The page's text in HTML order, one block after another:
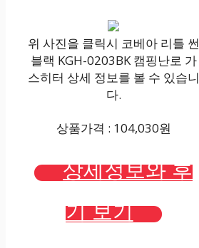
위 사진을 클릭시 코베아 리틀 썬
블랙 KGH-0203BK 캠핑난로 가
스히터 상세 정보를 볼 수 있습니
다.
상품가격 : 104,030원
상세정보와 후
기 보기